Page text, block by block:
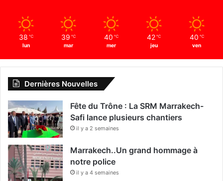
38 ℃
lun
39 ℃
mar
40 ℃
mer
42 ℃
jeu
40 ℃
ven
Dernières Nouvelles
Fête du Trône : La SRM Marrakech-
Safi lance plusieurs chantiers
il y a 2 semaines
Marrakech..Un grand hommage à
notre police
il y a 4 semaines